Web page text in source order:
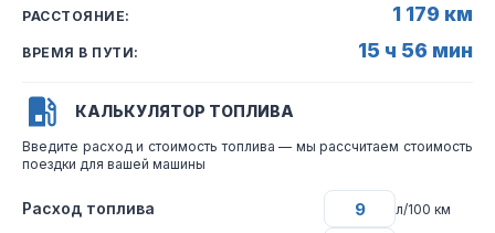
РАССТОЯНИЕ: 1 179 км
ВРЕМЯ В ПУТИ: 15 ч 56 мин
КАЛЬКУЛЯТОР ТОПЛИВА
Введите расход и стоимость топлива — мы рассчитаем стоимость
поездки для вашей машины
Расход топлива л/100 км